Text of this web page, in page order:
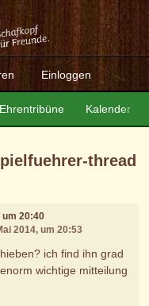
Einloggen
Ehrentribüne Kalender
thread
um 20:40
2014, um 20:53
ich find ihn grad
wichtige mitteilung